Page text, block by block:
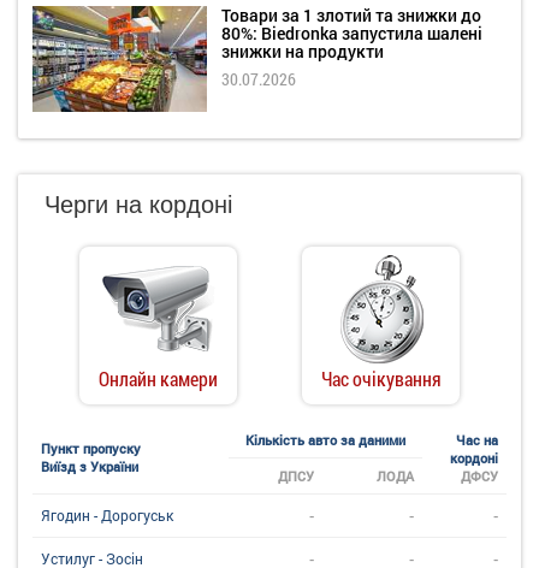
Товари за 1 злотий та знижки до
80%: Biedronka запустила шалені
знижки на продукти
30.07.2026
Черги на кордоні
Онлайн камери Час очікування
Пункт пропуску
Виїзд з України
Кількість авто за даними
Час на
кордоні
ДФСУ
ДПСУ ЛОДА
Ягодин - Дорогуськ - - -
Устилуг - Зосін - - -